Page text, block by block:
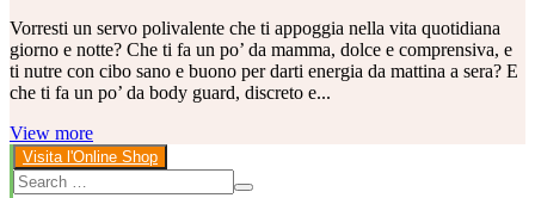
Vorresti un servo polivalente che ti appoggia nella vita quotidiana
giorno e notte? Che ti fa un po’ da mamma, dolce e comprensiva, e
ti nutre con cibo sano e buono per darti energia da mattina a sera? E
che ti fa un po’ da body guard, discreto e...
View more
Visita l'Online Shop